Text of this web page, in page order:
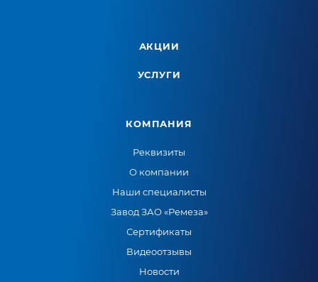
АКЦИИ
УСЛУГИ
КОМПАНИЯ
Реквизиты
О компании
Наши специалисты
Завод ЗАО «Ремеза»
Сертификаты
Видеоотзывы
Новости